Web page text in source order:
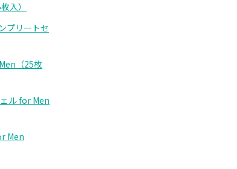
入）
プリートセ
（25枚
ル for Men
Men